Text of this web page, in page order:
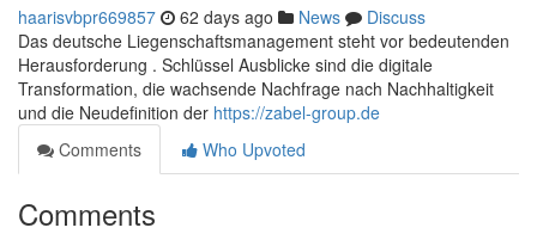
haarisvbpr669857 62 days ago News
Discuss
Das deutsche Liegenschaftsmanagement steht vor bedeutenden
Herausforderung . Schlüssel Ausblicke sind die digitale
Transformation, die wachsende Nachfrage nach Nachhaltigkeit
und die Neudefinition der https://zabel-group.de
Comments
Who Upvoted
Comments